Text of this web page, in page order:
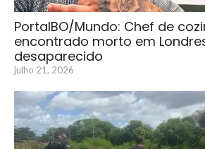
PortalBO/Mundo: Chef de
encontrado morto em
desaparecido
julho 21, 2026